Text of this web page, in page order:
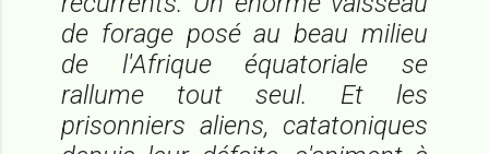
de forage posé au beau milieu
de l'Afrique équatoriale se
rallume tout seul. Et les
prisonniers aliens, catatoniques